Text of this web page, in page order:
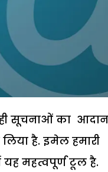
सूचनाओं का आदान
है. इमेल हमारी
महत्वपूर्ण टूल है.